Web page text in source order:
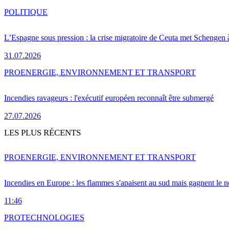
L’Espagne sous pression : la crise migratoire de Ceuta met Schengen
31.07.2026
POLITIQUE
Incendies ravageurs : l'exécutif européen reconnaît être submergé
27.07.2026
PROENERGIE, ENVIRONNEMENT ET TRANSPORT
LES PLUS RÉCENTS
Incendies en Europe : les flammes s'apaisent au sud mais gagnent le
11:46
PROENERGIE, ENVIRONNEMENT ET TRANSPORT
PROTECHNOLOGIES